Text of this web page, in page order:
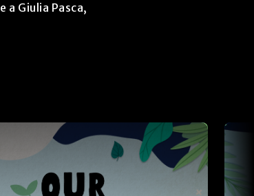
a Giulia Pasca,